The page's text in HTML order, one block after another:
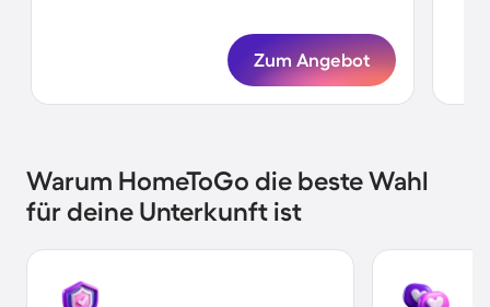
Zum Angebot
Warum HomeToGo die beste Wahl
für deine Unterkunft ist